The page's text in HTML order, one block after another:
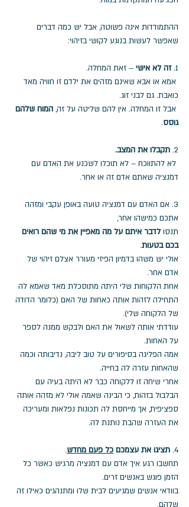
ההתמודדות אינה פשוטה, אבל יש כמה דברים
שאפשר לעשות בנוגע לקושי בזיהוי:
1. זה לא אישי – זאת המחלה.
אמא או אבא שאינם מזהים את ילדם זו חוויה מאד
כואבת. גם לבני זוג.
המוח שלהם
גוסס.
2. תקבלו את המצב.
לא להתווכח – לא תוכלו לשכנע את האדם עם
דמנציה שאתם אדם זה או אחר.
3. אם האדם עם דמנציה טועה באופן עקבי ומזהה
אתכם כמישהו אחר,
תנסו לדבר איתם על מה מאפיין את מי שהם רואים
בכם בטעות.
אולי יש משהו בדמיון הפיזי מעורר אצלם זיהוי של
אדם אחר.
אחת הלקוחות שלי היתה מתוסכלת מאד שאמא לה
התחילה לזהות אותה כאחות של האם (כלומר הדודה
של הלקוחה שלי).
עודדתי אותה לשאול את האם ולבקש ממנה לספר
על האחות.
אמה הפליגה בסיפורים על טוב ליבה, נדיבותה וכמה
שהאחות עזרה לה בחייה.
אחרי שיחה זו ללקוחה כבר לא היתה בעיה עם
הבלבול בזהות, כי הבינה שאמה אולי לא מזהה אותה
ספציפית, אך מייחסת לה תכונות נפלאות ומעריכה
את העזרה שהבת נותנת לה.
4. תציגו את עצמכם כל פעם מחדש.
תחשבו רגע איך אדם עם דמנציה מרגיש כאשר כל
הזמן פוגש באנשים זרים.
בוודאי אנשים שמגיעים לבית שלו ומתנהגים כאילו זה
שלהם.